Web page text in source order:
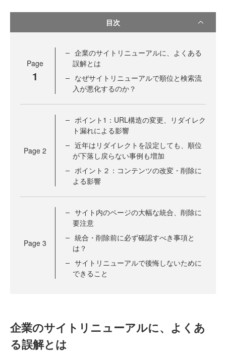
目次
Page
1
企業のサイトリニューアルに、よくある
誤解とは
なぜサイトリニューアルで順位と検索流
入が悪化するのか？
Page 2
ポイント1：URL構造の変更、リダイレク
ト漏れによる影響
近年はリダイレクトを設定しても、順位
が下落し戻らない事例も増加
ポイント２：コンテンツの改変・削除に
よる影響
Page 3
サイト内のページの大幅な統合、削除に
要注意
統合・削除前に必ず確認すべき事項と
は？
サイトリニューアルで後悔しないために
できること
企業のサイトリニューアルに、よくあ
る誤解とは